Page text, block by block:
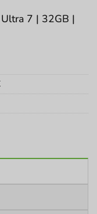
7 | 32GB |